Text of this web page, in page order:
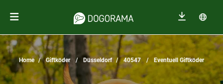
Home Giftköder Düsseldorf 40547 Eventuell Giftköder